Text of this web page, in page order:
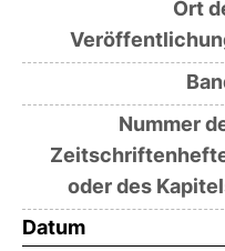
Ort
Nummer
oder des
Datum